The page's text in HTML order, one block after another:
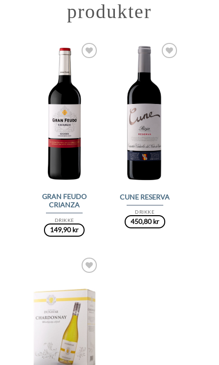
produkter
DRIKKE
GRAN FEUDO
CRIANZA
149,90kr
DRIKKE
CUNE RESERVA
450,80kr